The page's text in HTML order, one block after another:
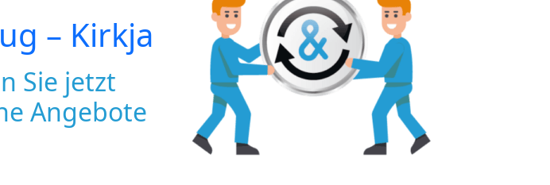
– Kirkja
Sie jetzt
Angebote